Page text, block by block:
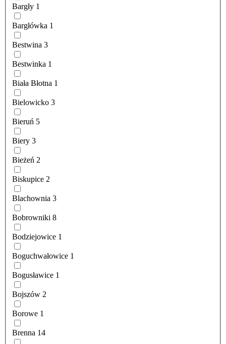
Bargły 1
Bargłówka 1
Bestwina 3
Bestwinka 1
Biała Błotna 1
Bielowicko 3
Bieruń 5
Biery 3
Bieżeń 2
Biskupice 2
Blachownia 3
Bobrowniki 8
Bodziejowice 1
Boguchwałowice 1
Bogusławice 1
Bojszów 2
Borowe 1
Brenna 14